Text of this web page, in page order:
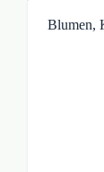
Blumen,